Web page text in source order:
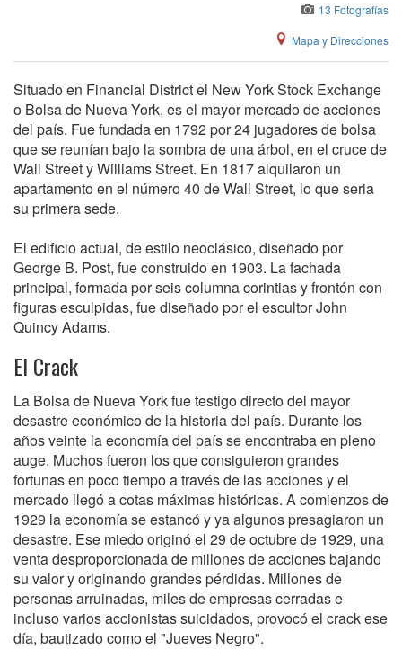
13 Fotografías
Mapa y Direcciones
Situado en Financial District el New York Stock Exchange
o Bolsa de Nueva York, es el mayor mercado de acciones
del país. Fue fundada en 1792 por 24 jugadores de bolsa
que se reunían bajo la sombra de una árbol, en el cruce de
Wall Street y Williams Street. En 1817 alquilaron un
apartamento en el número 40 de Wall Street, lo que seria
su primera sede.
El edificio actual, de estilo neoclásico, diseñado por
George B. Post, fue construido en 1903. La fachada
principal, formada por seis columna corintias y frontón con
figuras esculpidas, fue diseñado por el escultor John
Quincy Adams.
El Crack
La Bolsa de Nueva York fue testigo directo del mayor
desastre económico de la historia del país. Durante los
años veinte la economía del país se encontraba en pleno
auge. Muchos fueron los que consiguieron grandes
fortunas en poco tiempo a través de las acciones y el
mercado llegó a cotas máximas históricas. A comienzos de
1929 la economía se estancó y ya algunos presagiaron un
desastre. Ese miedo originó el 29 de octubre de 1929, una
venta desproporcionada de millones de acciones bajando
su valor y originando grandes pérdidas. Millones de
personas arruinadas, miles de empresas cerradas e
incluso varios accionistas suicidados, provocó el crack ese
día, bautizado como el "Jueves Negro".